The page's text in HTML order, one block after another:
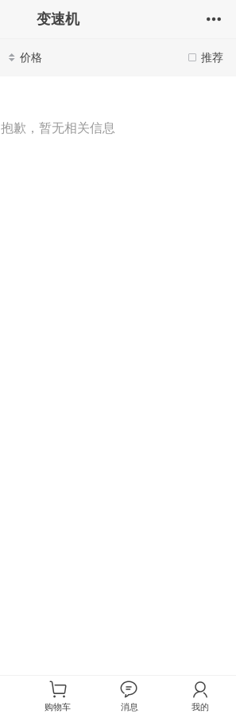
变速机
推荐
价格
抱歉，暂无相关信息
购物车 消息 我的